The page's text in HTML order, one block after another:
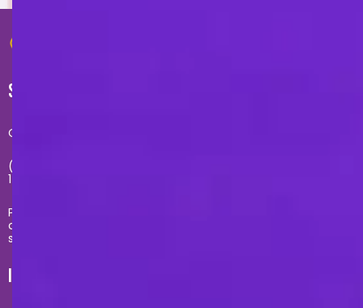
SUPORTE
Central de atendimento exclusivo do site:
(11) 2681-4020 - Segunda à sexta das 09h até às
17h
Problemas com sua compra no site, entre em
contato com
sacecommerce@zonacriativa.com.br
INSTITUCIONAL E AJUDA